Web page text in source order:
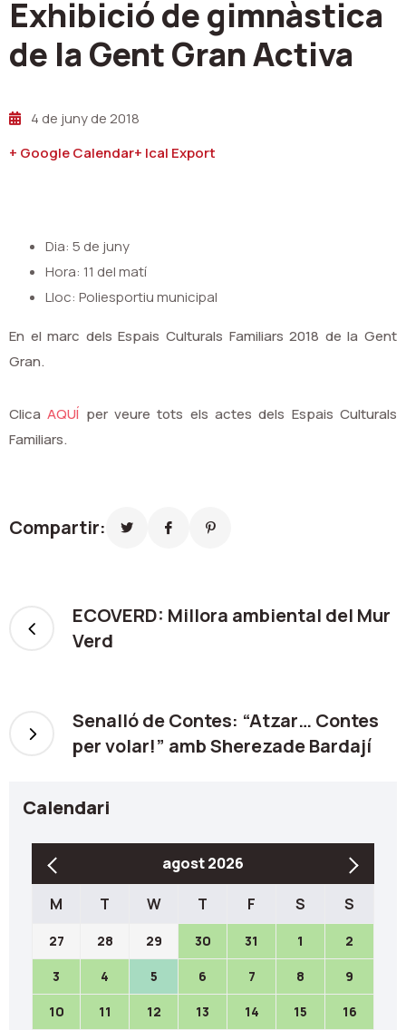
Exhibició de gimnàstica
de la Gent Gran Activa
4 de juny de 2018
+ Google Calendar+ Ical Export
Dia: 5 de juny
Hora: 11 del matí
Lloc: Poliesportiu municipal
En el marc dels Espais Culturals Familiars 2018 de la Gent
Gran.
ClicaAQUÍ per veure tots els actes dels Espais Culturals
Familiars.
Compartir:
ECOVERD: Millora ambiental del Mur
Verd
Senalló de Contes: “Atzar… Contes
per volar!” amb Sherezade Bardají
Calendari
agost 2026
M T W T F S S
27 28 29 30 31 1 2
3 4 5 6 7 8 9
10 11 12 13 14 15 16